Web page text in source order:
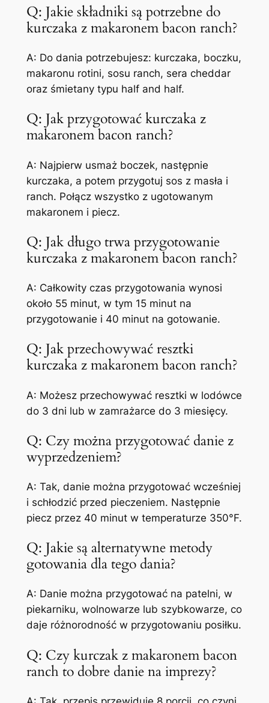
Q: Jakie składniki są potrzebne do
kurczaka z makaronem bacon ranch?
A: Do dania potrzebujesz: kurczaka, boczku,
makaronu rotini, sosu ranch, sera cheddar
oraz śmietany typu half and half.
Q: Jak przygotować kurczaka z
makaronem bacon ranch?
A: Najpierw usmaż boczek, następnie
kurczaka, a potem przygotuj sos z masła i
ranch. Połącz wszystko z ugotowanym
makaronem i piecz.
Q: Jak długo trwa przygotowanie
kurczaka z makaronem bacon ranch?
A: Całkowity czas przygotowania wynosi
około 55 minut, w tym 15 minut na
przygotowanie i 40 minut na gotowanie.
Q: Jak przechowywać resztki
kurczaka z makaronem bacon ranch?
A: Możesz przechowywać resztki w lodówce
do 3 dni lub w zamrażarce do 3 miesięcy.
Q: Czy można przygotować danie z
wyprzedzeniem?
A: Tak, danie można przygotować wcześniej
i schłodzić przed pieczeniem. Następnie
piecz przez 40 minut w temperaturze 350°F.
Q: Jakie są alternatywne metody
gotowania dla tego dania?
A: Danie można przygotować na patelni, w
piekarniku, wolnowarze lub szybkowarze, co
daje różnorodność w przygotowaniu posiłku.
Q: Czy kurczak z makaronem bacon
ranch to dobre danie na imprezy?